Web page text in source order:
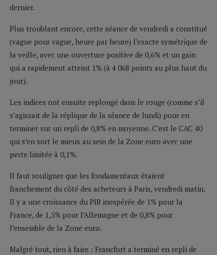
dernier.
Plus troublant encore, cette séance de vendredi a constitué
(vague pour vague, heure par heure) l’exacte symétrique de
la veille, avec une ouverture positive de 0,6% et un gain
qui a rapidement atteint 1% (à 4 068 points au plus haut du
jour).
Les indices ont ensuite replongé dans le rouge (comme s’il
s’agissait de la réplique de la séance de lundi) pour en
terminer sur un repli de 0,8% en moyenne. C’est le CAC 40
qui s’en sort le mieux au sein de la Zone euro avec une
perte limitée à 0,1%.
Il faut souligner que les fondamentaux étaient
franchement du côté des acheteurs à Paris, vendredi matin.
Il y a une croissance du PIB inespérée de 1% pour la
France, de 1,5% pour l’Allemagne et de 0,8% pour
l’ensemble de la Zone euro.
Malgré tout, rien à faire : Francfort a terminé en repli de